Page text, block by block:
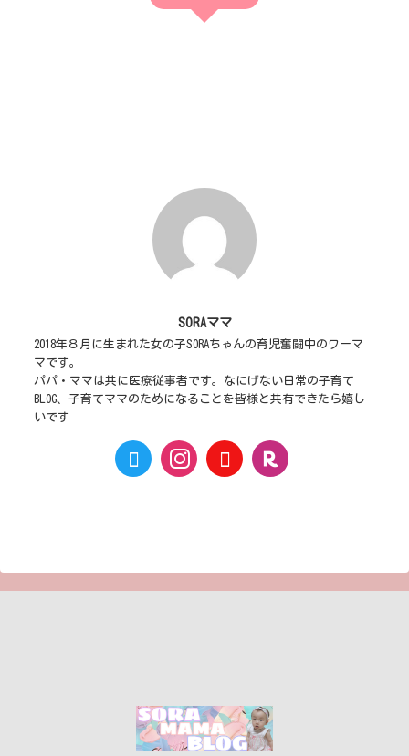
SORAママ
2018年８月に生まれた女の子SORAちゃんの育児奮闘中のワーマ
マです。
パパ・ママは共に医療従事者です。なにげない日常の子育て
BLOG、子育てママのためになることを皆様と共有できたら嬉し
いです